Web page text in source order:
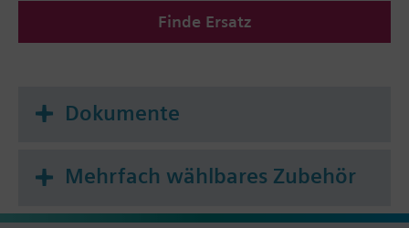
Finde Ersatz
Dokumente
Mehrfach wählbares Zubehör